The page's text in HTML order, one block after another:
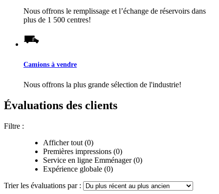
Nous offrons le remplissage et l’échange de réservoirs dans
plus de 1 500 centres!
Camions à vendre
Nous offrons la plus grande sélection de l'industrie!
Évaluations des clients
Filtre :
Afficher tout (0)
Premières impressions (0)
Service en ligne Emménager (0)
Expérience globale (0)
Trier les évaluations par :